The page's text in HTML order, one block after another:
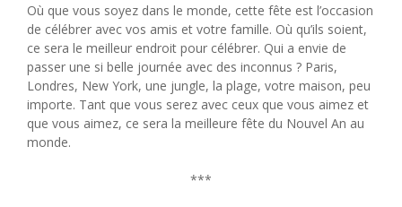
Où que vous soyez dans le monde, cette fête est l’occasion
de célébrer avec vos amis et votre famille. Où qu’ils soient,
ce sera le meilleur endroit pour célébrer. Qui a envie de
passer une si belle journée avec des inconnus ? Paris,
Londres, New York, une jungle, la plage, votre maison, peu
importe. Tant que vous serez avec ceux que vous aimez et
que vous aimez, ce sera la meilleure fête du Nouvel An au
monde.
***